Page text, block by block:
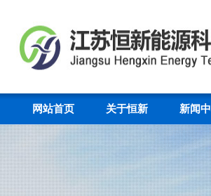
网站首页 关于恒新 新闻